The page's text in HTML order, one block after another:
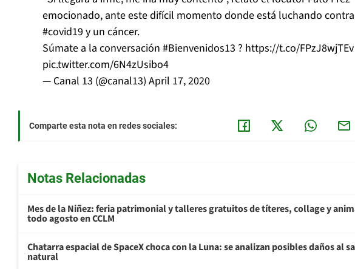
emocionado, ante este difícil momento donde está luchando
#covid19 y un cáncer.
Súmate a la conversación #Bienvenidos13 ? https://t.co/FPzJ8wjTEv
pic.twitter.com/6N4zUsibo4
— Canal 13 (@canal13) April 17, 2020
Comparte esta nota en redes sociales:
Notas Relacionadas
Mes de la Niñez: feria patrimonial y talleres gratuitos de títeres, collage y
todo agosto en CCLM
Chatarra espacial de SpaceX choca con la Luna: se analizan posibles daños al
natural